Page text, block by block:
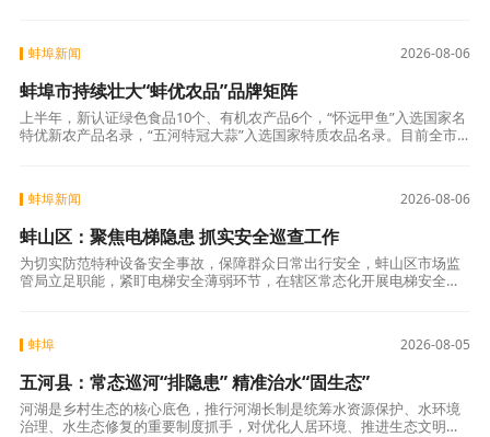
2026-08-06
蚌埠新闻
蚌埠市持续壮大“蚌优农品”品牌矩阵
上半年，新认证绿色食品10个、有机农产品6个，“怀远甲鱼”入选国家名
特优新农产品名录，“五河特冠大蒜”入选国家特质农品名录。目前全市
2026-08-06
蚌埠新闻
蚌山区：聚焦电梯隐患 抓实安全巡查工作
为切实防范特种设备安全事故，保障群众日常出行安全，蚌山区市场监
管局立足职能，紧盯电梯安全薄弱环节，在辖区常态化开展电梯安全巡
2026-08-05
蚌埠
五河县：常态巡河“排隐患” 精准治水“固生态”
河湖是乡村生态的核心底色，推行河湖长制是统筹水资源保护、水环境
治理、水生态修复的重要制度抓手，对优化人居环境、推进生态文明建